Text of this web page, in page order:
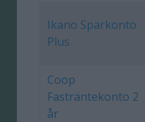
Ikano Sparkonto
Plus
Coop
Fasträntekonto 2
år